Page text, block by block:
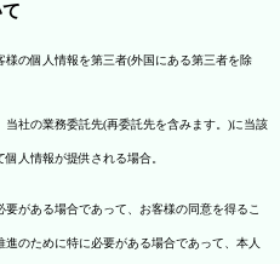
の個人情報を第三者(外国にある第三者を除
社の業務委託先(再委託先を含みます。)に当該
人情報が提供される場合。
がある場合であって、お客様の同意を得るこ
のために特に必要がある場合であって、本人